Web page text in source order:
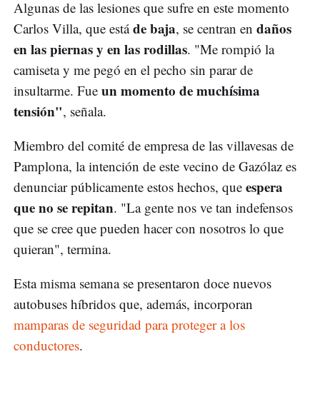
Algunas de las lesiones que sufre en este momento
Carlos Villa, que estáde baja, se centran en daños
en las piernas y en las rodillas. "Me rompió la
camiseta y me pegó en el pecho sin parar de
insultarme. Fue un momento de muchísima
tensión", señala.
Miembro del comité de empresa de las villavesas de
Pamplona, la intención de este vecino de Gazólaz es
denunciar públicamente estos hechos, que espera
que no se repitan. "La gente nos ve tan indefensos
que se cree que pueden hacer con nosotros lo que
quieran", termina.
Esta misma semana se presentaron doce nuevos
autobuses híbridos que, además, incorporan
mamparas de seguridad para proteger a los
conductores.